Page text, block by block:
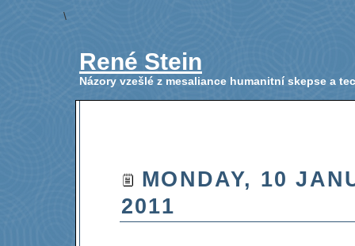
\
René Stein
Názory vzešlé z mesaliance humanitní skepse a
MONDAY, 10
2011